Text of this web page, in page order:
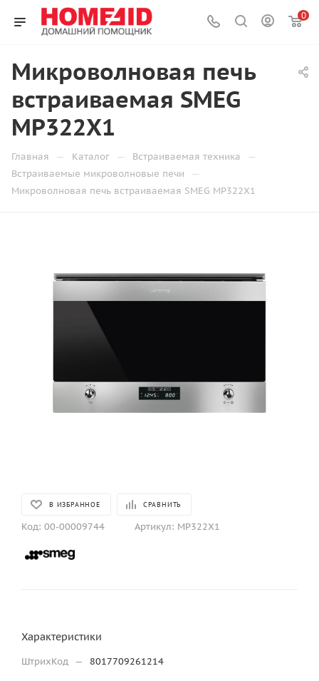
0
Микроволновая печь
встраиваемая SMEG
MP322X1
Главная — Каталог — Встраиваемая техника —
Встраиваемые микроволновые печи —
Микроволновая печь встраиваемая SMEG MP322X1
В ИЗБРАННОЕ СРАВНИТЬ
Код: 00-00009744 Артикул: MP322X1
Характеристики
ШтрихКод — 8017709261214